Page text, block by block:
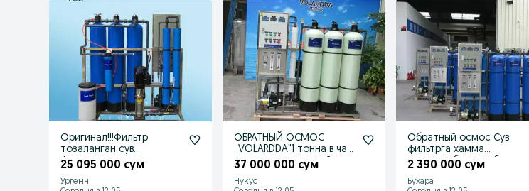
Оригинал!!!Фильтр
тозаланган сув
фильтрлари
25 095 000 сум
Ургенч
ОБРАТНЫЙ ОСМОС
,,VOLARDDA"1 тонна в час
оригинал заводской.
37 000 000 сум
Нукус
Обратный осмос Сув
фильтрга хамма
запчасть бор мембрана
энг арзон нар
2 390 000 сум
Бухара